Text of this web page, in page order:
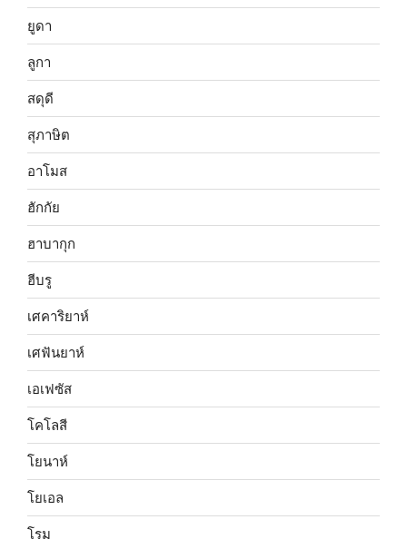
ยูดา
ลูกา
สดุดี
สุภาษิต
อาโมส
ฮักกัย
ฮาบากุก
ฮีบรู
เศคาริยาห์
เศฟันยาห์
เอเฟซัส
โคโลสี
โยนาห์
โยเอล
โรม